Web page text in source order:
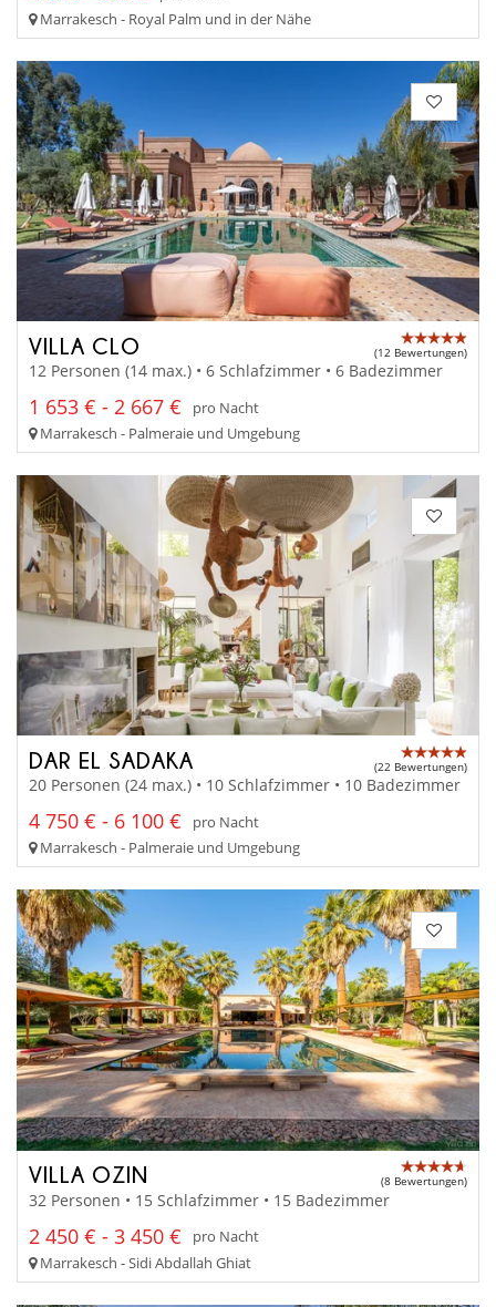
Marrakesch - Royal Palm und in der Nähe
VILLA CLO (12 Bewertungen)
12 Personen (14 max.) • 6 Schlafzimmer • 6 Badezimmer
1 653 € - 2 667 €
pro Nacht
Marrakesch - Palmeraie und Umgebung
DAR EL SADAKA (22 Bewertungen)
20 Personen (24 max.) • 10 Schlafzimmer • 10 Badezimmer
4 750 € - 6 100 €
pro Nacht
Marrakesch - Palmeraie und Umgebung
VILLA OZIN (8 Bewertungen)
32 Personen • 15 Schlafzimmer • 15 Badezimmer
2 450 € - 3 450 €
pro Nacht
Marrakesch - Sidi Abdallah Ghiat